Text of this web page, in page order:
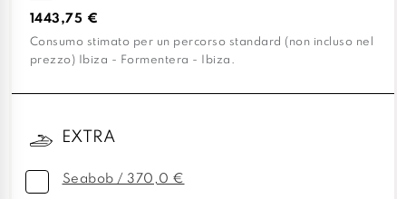
1443,75 €
Consumo stimato per un percorso standard (non incluso nel
prezzo) Ibiza - Formentera - Ibiza.
EXTRA
Seabob / 370,0 €